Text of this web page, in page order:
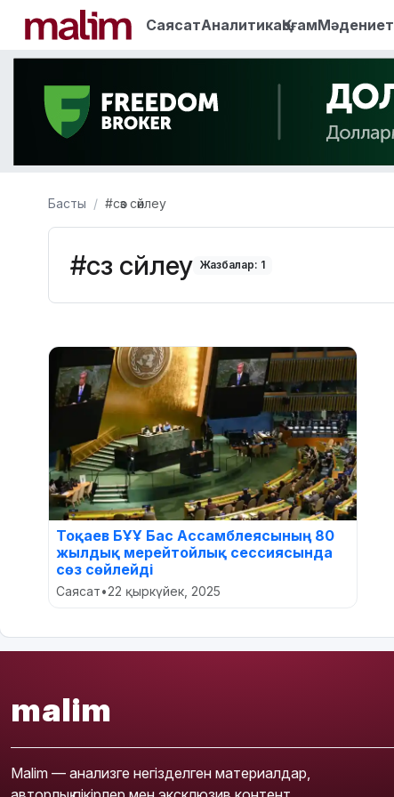
СаясатАналитикаҚоғамМәдениет
Басты #сөз сөйлеу
#сөз сөйлеу Жазбалар: 1
Тоқаев БҰҰ Бас Ассамблеясының 80
жылдық мерейтойлық сессиясында
сөз сөйлейді
Саясат•22 қыркүйек, 2025
malim
Malim — анализге негізделген материалдар,